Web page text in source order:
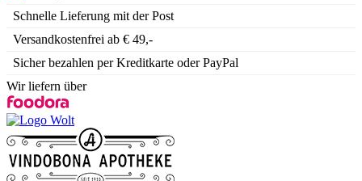
Schnelle Lieferung mit der Post
Versandkostenfrei ab € 49,-
Sicher bezahlen per Kreditkarte oder PayPal
Wir liefern über